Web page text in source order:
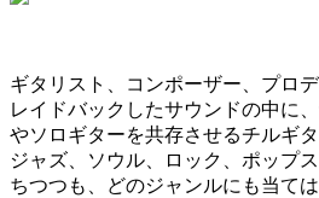
ギタリスト、コンポーザー、プロデ
レイドバックしたサウンドの中に
やソロギターを共存させるチルギタ
ジャズ、ソウル、ロック、ポップ
ちつつも、どのジャンルにも当て